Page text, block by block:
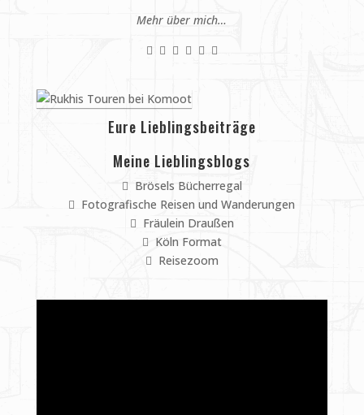
Mehr über mich…
Eure Lieblingsbeiträge
Meine Lieblingsblogs
Brösels Bücherregal
Fotografische Reisen und Wanderungen
Fräulein Draußen
Köln Format
Reisezoom